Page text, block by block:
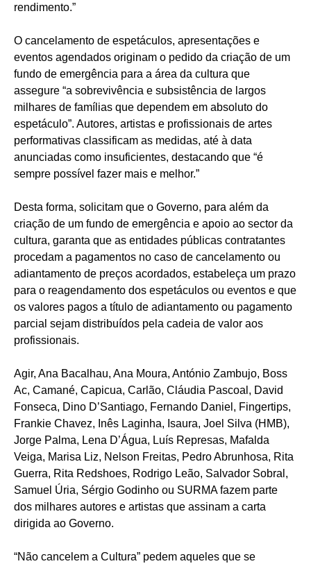
rendimento.”
O cancelamento de espetáculos, apresentações e
eventos agendados originam o pedido da criação de um
fundo de emergência para a área da cultura que
assegure “a sobrevivência e subsistência de largos
milhares de famílias que dependem em absoluto do
espetáculo”. Autores, artistas e profissionais de artes
performativas classificam as medidas, até à data
anunciadas como insuficientes, destacando que “é
sempre possível fazer mais e melhor.”
Desta forma, solicitam que o Governo, para além da
criação de um fundo de emergência e apoio ao sector da
cultura, garanta que as entidades públicas contratantes
procedam a pagamentos no caso de cancelamento ou
adiantamento de preços acordados, estabeleça um prazo
para o reagendamento dos espetáculos ou eventos e que
os valores pagos a título de adiantamento ou pagamento
parcial sejam distribuídos pela cadeia de valor aos
profissionais.
Agir, Ana Bacalhau, Ana Moura, António Zambujo, Boss
Ac, Camané, Capicua, Carlão, Cláudia Pascoal, David
Fonseca, Dino D’Santiago, Fernando Daniel, Fingertips,
Frankie Chavez, Inês Laginha, Isaura, Joel Silva (HMB),
Jorge Palma, Lena D’Água, Luís Represas, Mafalda
Veiga, Marisa Liz, Nelson Freitas, Pedro Abrunhosa, Rita
Guerra, Rita Redshoes, Rodrigo Leão, Salvador Sobral,
Samuel Úria, Sérgio Godinho ou SURMA fazem parte
dos milhares autores e artistas que assinam a carta
dirigida ao Governo.
“Não cancelem a Cultura” pedem aqueles que se